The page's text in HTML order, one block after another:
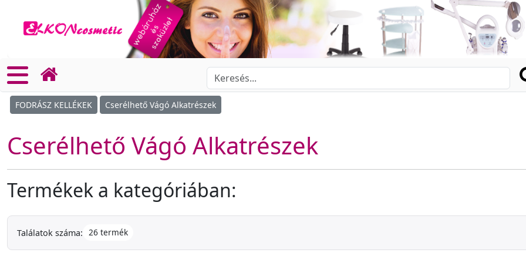
FODRÁSZ KELLÉKEK Cserélhető Vágó Alkatrészek
Cserélhető Vágó Alkatrészek
Termékek a kategóriában:
Találatok száma: 26 termék